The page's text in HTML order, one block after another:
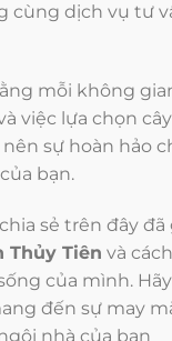
cùng dịch vụ tư
mỗi không
việc lựa chọn
sự hoàn hảo
bạn.
sẻ trên đây
Thủy Tiên và
của mình.
đến sự may
nhà của bạn